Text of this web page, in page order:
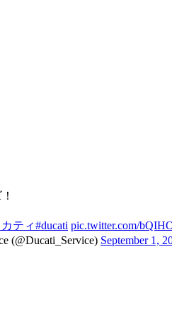
ティ#ducati pic.twitter.com/
(@Ducati_Service) September 1,